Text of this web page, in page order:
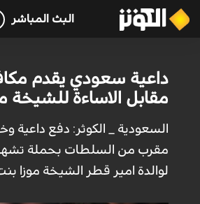
البث المباشر
داعية سعودي يقدم
مقابل الاساءة للشيخة
السعودية _ الكوثر: دفع
مقرب من السلطات بحملة
لوالدة امير قطر الشيخة موزا